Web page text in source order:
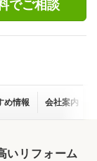
でご相談
め情報 会社案内
いリフォーム